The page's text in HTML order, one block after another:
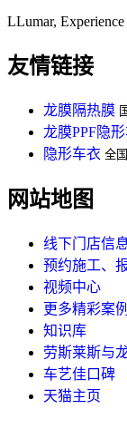
LLumar,
友情链接
龙膜隔热膜
龙膜PPF隐
隐形车衣 全
网站地图
线下门店信
预约施工、
视频中心
更多精彩案例
知识库
劳斯莱斯与
车艺佳口碑
天猫主页